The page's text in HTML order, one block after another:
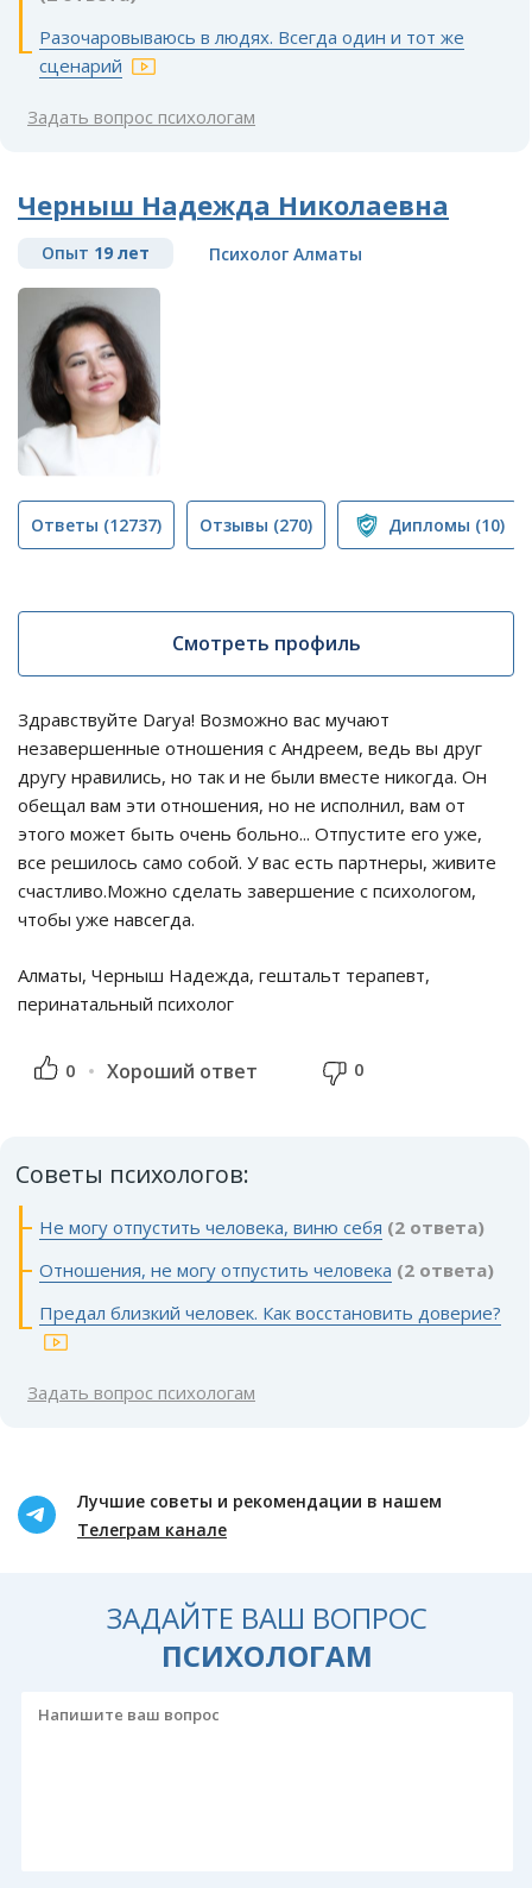
Разочаровываюсь в людях. Всегда один и тот же
сценарий
Задать вопрос психологам
Черныш Надежда Николаевна
Опыт 19 лет Психолог Алматы
Ответы (12737) Отзывы (270) Дипломы (10)
Смотреть профиль
Здравствуйте Darya! Возможно вас мучают
незавершенные отношения с Андреем, ведь вы друг
другу нравились, но так и не были вместе никогда. Он
обещал вам эти отношения, но не исполнил, вам от
этого может быть очень больно... Отпустите его уже,
все решилось само собой. У вас есть партнеры, живите
счастливо.Можно сделать завершение с психологом,
чтобы уже навсегда.
Алматы, Черныш Надежда, гештальт терапевт,
перинатальный психолог
0 Хороший ответ 0
Советы психологов:
Не могу отпустить человека, виню себя (2 ответа)
Отношения, не могу отпустить человека (2 ответа)
Предал близкий человек. Как восстановить доверие?
Задать вопрос психологам
Лучшие советы и рекомендации в нашем
Телеграм канале
ЗАДАЙТЕ ВАШ ВОПРОС
ПСИХОЛОГАМ